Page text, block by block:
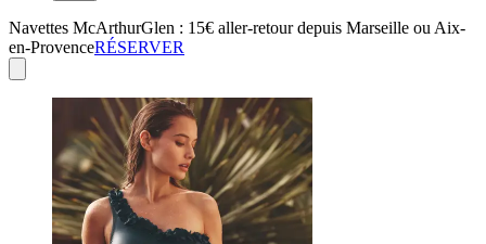
Navettes McArthurGlen : 15€ aller-retour depuis Marseille ou Aix-
en-ProvenceRÉSERVER